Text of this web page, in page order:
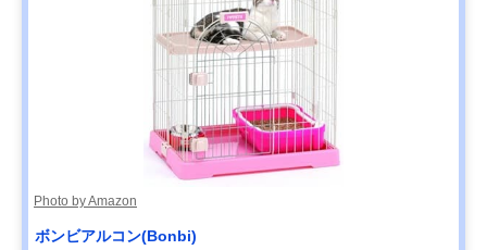
Photo by Amazon
ボンビアルコン(Bonbi)